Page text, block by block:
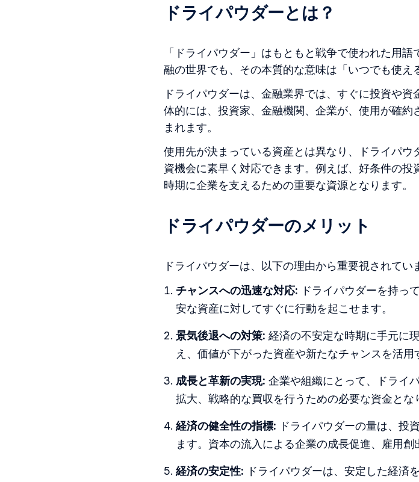
ドライパウダーとは？
「ドライパウダー」はもともと戦争で使われた用
融の世界でも、その本質的な意味は「いつでも使え
ドライパウダーは、金融業界では、すぐに投資や
体的には、投資家、金融機関、企業が、使用が確
まれます。
使用先が決まっている資産とは異なり、ドライパ
資機会に素早く対応できます。例えば、好条件の
時期に企業を支えるための重要な資源となります。
ドライパウダーのメリット
ドライパウダーは、以下の理由から重要視されてい
チャンスへの迅速な対応: ドライパウダーを持っ
安な資産に対してすぐに行動を起こせます。
景気後退への対策: 経済の不安定な時期に手元に
え、価値が下がった資産や新たなチャンスを活用
成長と革新の実現: 企業や組織にとって、ドライ
拡大、戦略的な買収を行うための必要な資金とな
経済の健全性の指標: ドライパウダーの量は、投
ます。資本の流入による企業の成長促進、雇用
経済の安定性: ドライパウダーは、安定した経済